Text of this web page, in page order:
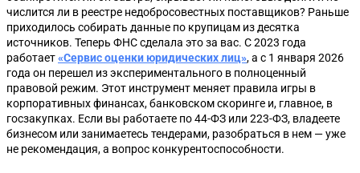
числится ли в реестре недобросовестных поставщиков? Раньше
приходилось собирать данные по крупицам из десятка
источников. Теперь ФНС сделала это за вас. С 2023 года
работает«Сервис оценки юридических лиц», а с 1 января 2026
года он перешел из экспериментального в полноценный
правовой режим. Этот инструмент меняет правила игры в
корпоративных финансах, банковском скоринге и, главное, в
госзакупках. Если вы работаете по 44-ФЗ или 223-ФЗ, владеете
бизнесом или занимаетесь тендерами, разобраться в нем — уже
не рекомендация, а вопрос конкурентоспособности.